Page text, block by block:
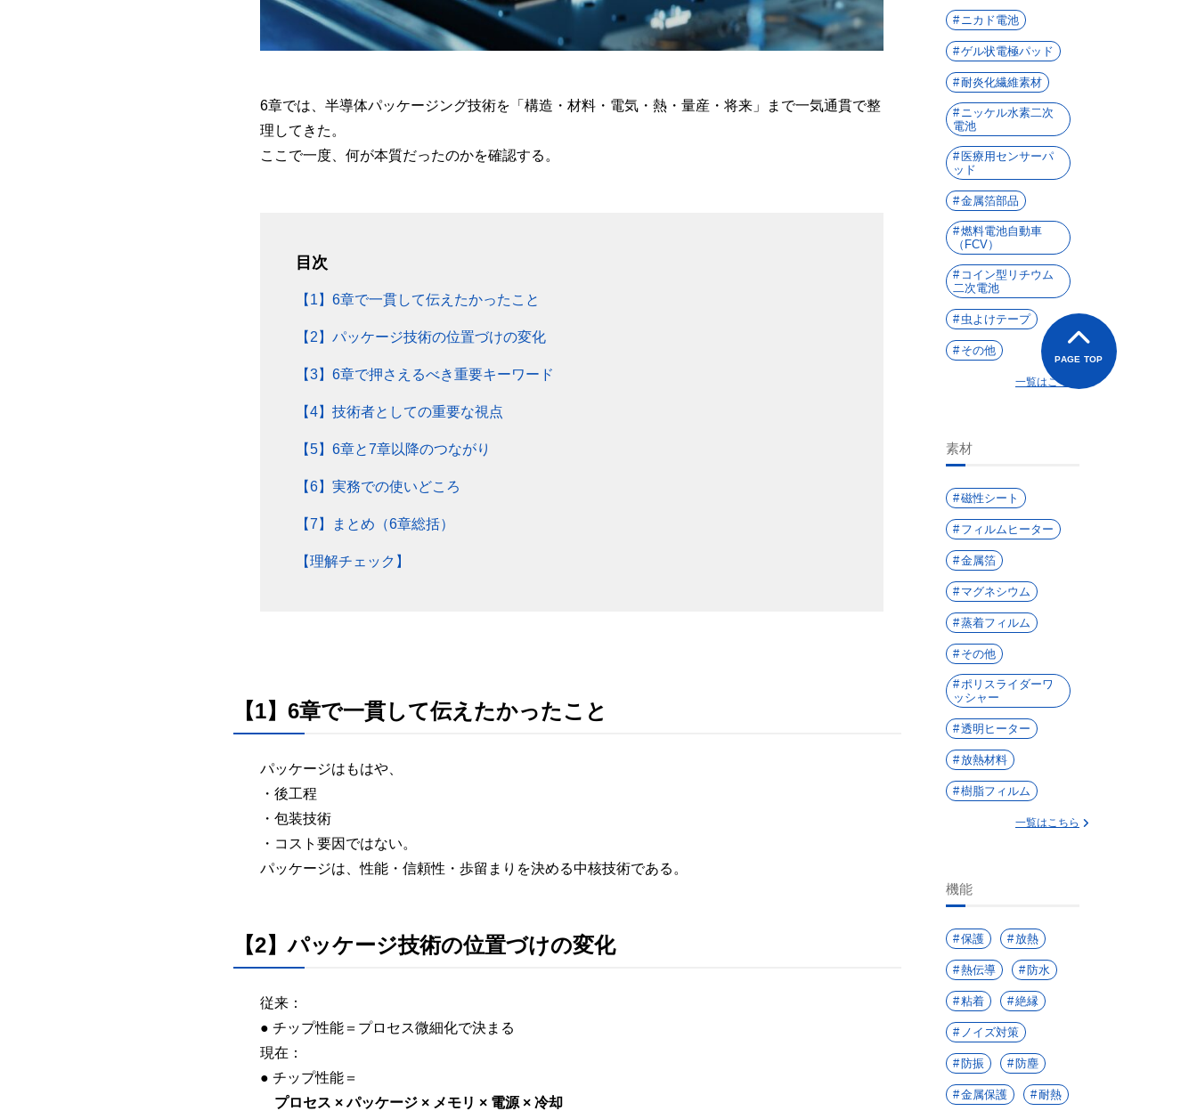
PAGE TOP
6章では、半導体パッケージング技術を「構造・材料・電気・熱・量産・将来」まで一気通貫で整
理してきた。
ここで一度、何が本質だったのかを確認する。
目次
【1】6章で一貫して伝えたかったこと
【2】パッケージ技術の位置づけの変化
【3】6章で押さえるべき重要キーワード
【4】技術者としての重要な視点
【5】6章と7章以降のつながり
【6】実務での使いどころ
【7】まとめ（6章総括）
【理解チェック】
【1】6章で一貫して伝えたかったこと
パッケージはもはや、
・後工程
・包装技術
・コスト要因ではない。
パッケージは、性能・信頼性・歩留まりを決める中核技術である。
【2】パッケージ技術の位置づけの変化
従来：
● チップ性能＝プロセス微細化で決まる
現在：
● チップ性能＝
プロセス × パッケージ × メモリ × 電源 × 冷却
ニカド電池
ゲル状電極パッド
耐炎化繊維素材
ニッケル水素二次
電池
医療用センサーパ
ッド
金属箔部品
燃料電池自動車
（FCV）
コイン型リチウム
二次電池
虫よけテープ
その他
一覧はこちら
素材
磁性シート
フィルムヒーター
金属箔
マグネシウム
蒸着フィルム
その他
ポリスライダーワ
ッシャー
透明ヒーター
放熱材料
樹脂フィルム
一覧はこちら
機能
保護 放熱
熱伝導 防水
粘着 絶縁
ノイズ対策
防振 防塵
金属保護 耐熱